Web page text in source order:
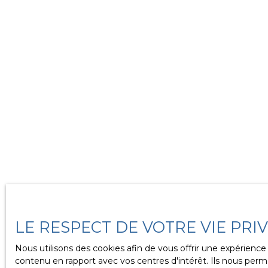
LE RESPECT DE VOTRE VIE
Nous utilisons des cookies afin de vous offrir une
contenu en rapport avec vos centres d'intérêt. Ils nous